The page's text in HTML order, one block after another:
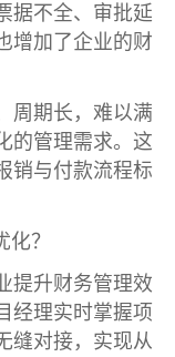
据不全、审批延
增加了企业的财
周期长，难以满
的管理需求。这
销与付款流程标
化？
提升财务管理效
经理实时掌握项
缝对接，实现从